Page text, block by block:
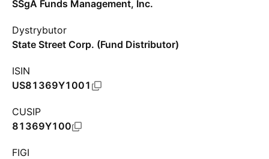
SSgA Funds Management, Inc.
Dystrybutor
State Street Corp. (Fund Distributor)
ISIN
US81369Y1001
CUSIP
81369Y100
FIGI